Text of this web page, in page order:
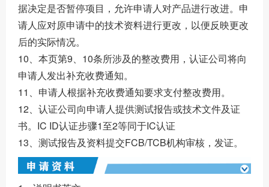
据决定是否暂停项目，允许申请人对产品进行改进。申
请人应对原申请中的技术资料进行更改，以便反映更改
后的实际情况。
10、本页第9、10条所涉及的整改费用，认证公司将向
申请人发出补充收费通知。
11、申请人根据补充收费通知要求支付整改费用。
12、认证公司向申请人提供测试报告或技术文件及证
书。IC ID认证步骤1至2等同于IC认证
13、测试报告及资料提交FCB/TCB机构审核，发证。